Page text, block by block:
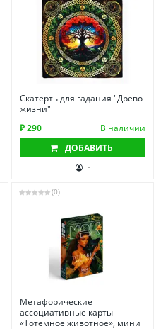
Скатерть для гадания "Древо
жизни"
₽ 290
В наличии
ДОБАВИТЬ
-
(0)
Метафорические
ассоциативные карты
«Тотемное животное», мини